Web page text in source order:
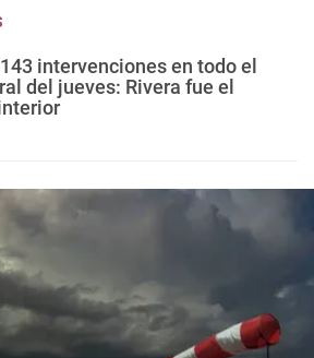
intervenciones en todo el
del jueves: Rivera fue el